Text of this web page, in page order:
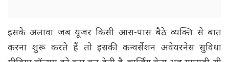
इसके अलावा जब यूजर किसी आस-पास बैठे व्यक्ति से बात
करना शुरू करते हैं तो इसकी कन्वर्सेशन अवेयरनेस सुविधा